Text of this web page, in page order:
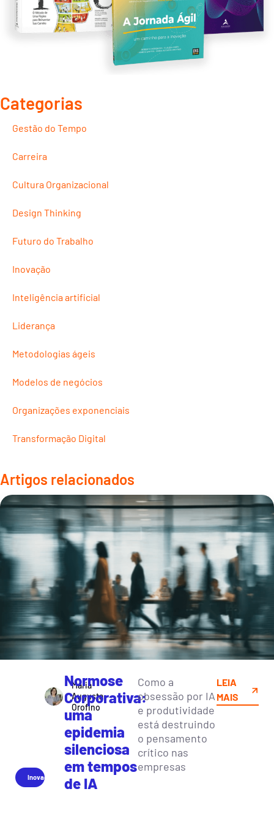
Categorias
Gestão do Tempo
Carreira
Cultura Organizacional
Design Thinking
Futuro do Trabalho
Inovação
Inteligência artificial
Liderança
Metodologias ágeis
Modelos de negócios
Organizações exponenciais
Transformação Digital
Artigos relacionados
Inovação
Maria
Augusta
Orofino
Normose
Corporativa:
uma
epidemia
silenciosa
em tempos
de IA
Como a
obsessão por IA
e produtividade
está destruindo
o pensamento
crítico nas
empresas
LEIA
MAIS